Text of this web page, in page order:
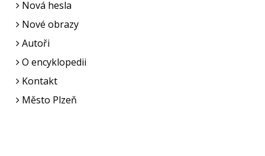
Nová hesla
Nové obrazy
Autoři
O encyklopedii
Kontakt
Město Plzeň